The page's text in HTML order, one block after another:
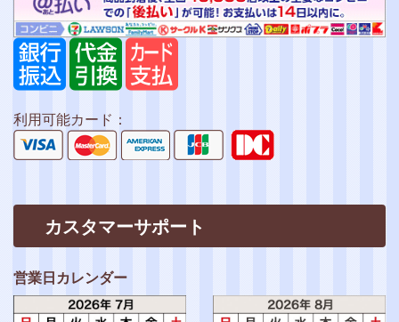
利用可能カード：
カスタマーサポート
営業日カレンダー